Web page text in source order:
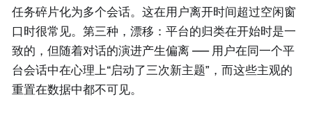
任务碎片化为多个会话。这在用户离开时间超过空闲窗
口时很常见。第三种，漂移：平台的归类在开始时是一
致的，但随着对话的演进产生偏离 —— 用户在同一个平
台会话中在心理上“启动了三次新主题”，而这些主观的
重置在数据中都不可见。